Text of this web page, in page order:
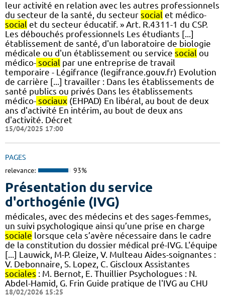
leur activité en relation avec les autres professionnels
du secteur de la santé, du secteur social et médico-
social et du secteur éducatif. » Art. R.4311-1 du CSP.
Les débouchés professionnels Les étudiants [...]
établissement de santé, d'un laboratoire de biologie
médicale ou d'un établissement ou service social ou
médico- social par une entreprise de travail
temporaire - Légifrance (legifrance.gouv.fr) Evolution
de carrière [...] travailler : Dans les établissements de
santé publics ou privés Dans les établissements
médico- sociaux (EHPAD) En libéral, au bout de deux
ans d'activité En intérim, au bout de deux ans
d'activité. Décret
15/04/2025 17:00
PAGES
relevance: 93%
Présentation du service
d'orthogénie (IVG)
médicales, avec des médecins et des sages-femmes,
un suivi psychologique ainsi qu’une prise en charge
sociale lorsque cela s’avère nécessaire dans le cadre
de la constitution du dossier médical pré-IVG. L'équipe
[...] Lauwick, M-P. Gleize, V. Multeau Aides-soignantes :
V. Debonnaire, S. Lopez, C. Giscloux Assistantes
sociales : M. Bernot, E. Thuillier Psychologues : N.
Abdel-Hamid, G. Frin Guide pratique de l'IVG au CHU
18/02/2026 15:25